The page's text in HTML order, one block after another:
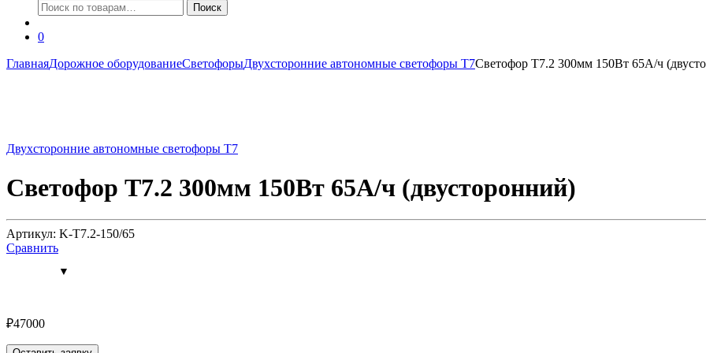
Искать:
Поиск
0
ГлавнаяДорожное оборудованиеСветофорыДвухсторонние автономные светофоры Т7Светофор Т7.2 300мм 150Вт 65А/ч
Двухсторонние автономные светофоры Т7
Светофор Т7.2 300мм 150Вт 65А/ч (двусторонний)
Артикул: K-Т7.2-150/65
Сравнить
₽47000